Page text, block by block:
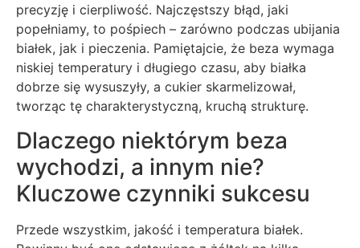
precyzję i cierpliwość. Najczęstszy błąd, jaki
popełniamy, to pośpiech – zarówno podczas ubijania
białek, jak i pieczenia. Pamiętajcie, że beza wymaga
niskiej temperatury i długiego czasu, aby białka
dobrze się wysuszyły, a cukier skarmelizował,
tworząc tę charakterystyczną, kruchą strukturę.
Dlaczego niektórym beza
wychodzi, a innym nie?
Kluczowe czynniki sukcesu
Przede wszystkim, jakość i temperatura białek.